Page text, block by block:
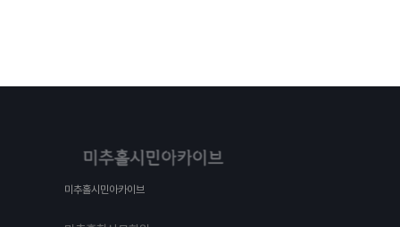
미추홀시민아카이브